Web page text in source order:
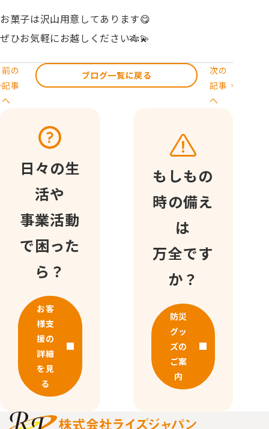
お菓子は沢山用意してあります😋
ぜひお気軽にお越しください🎋💫
前の
記事
へ
次の
記事
へ
ブログ一覧に戻る
日々の生
活や
事業活動
で困った
ら？
お客
様支
援の
詳細
を見
る
もしもの
時の備え
は
万全です
か？
防災
グッ
ズの
ご案
内